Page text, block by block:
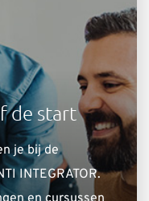
de start
je bij de
INTEGRATOR.